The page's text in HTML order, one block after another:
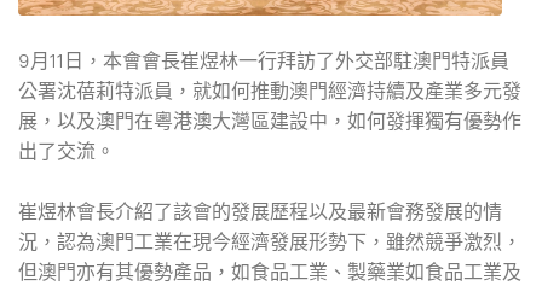
9月11日，本會會長崔煜林一行拜訪了外交部駐澳門特派員
公署沈蓓莉特派員，就如何推動澳門經濟持續及產業多元發
展，以及澳門在粵港澳大灣區建設中，如何發揮獨有優勢作
出了交流。
崔煜林會長介紹了該會的發展歷程以及最新會務發展的情
況，認為澳門工業在現今經濟發展形勢下，雖然競爭激烈，
但澳門亦有其優勢產品，如食品工業、製藥業如食品工業及